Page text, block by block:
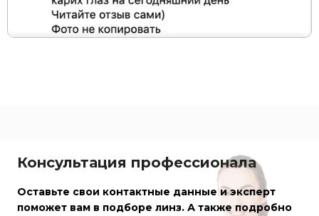
Консультация профессионала
Оставьте свои контактные данные и эксперт
поможет вам в подборе линз. А также подробно